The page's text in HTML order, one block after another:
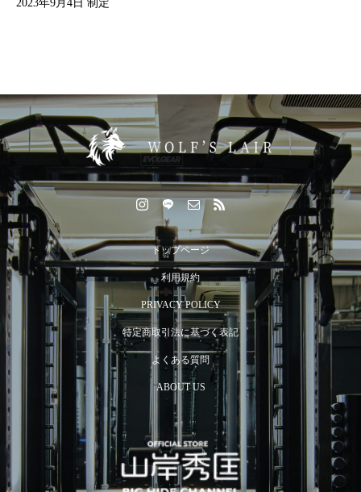
2023年9月4日 制定
トップページ
利用規約
PRIVACY POLICY
特定商取引法に基づく表記
よくある質問
ABOUT US